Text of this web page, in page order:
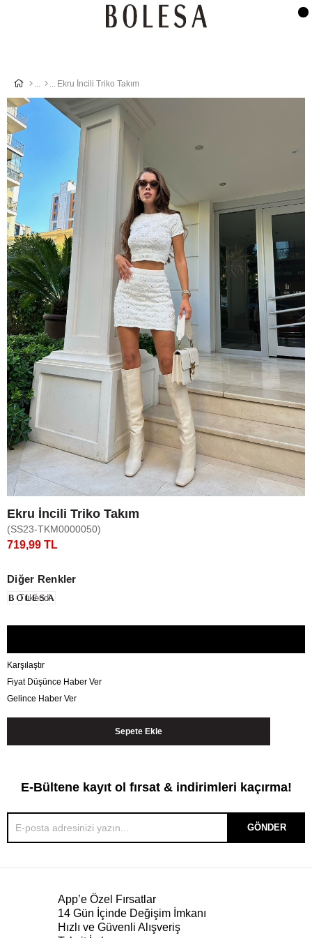
Ekru İncili Triko Takım
Ekru İncili Triko Takım
(SS23-TKM0000050)
719,99 TL
Diğer Renkler
Tükendi
Karşılaştır
Fiyat Düşünce Haber Ver
Gelince Haber Ver
E-Bültene kayıt ol fırsat & indirimleri kaçırma!
GÖNDER
App’e Özel Fırsatlar
14 Gün İçinde Değişim İmkanı
Hızlı ve Güvenli Alışveriş